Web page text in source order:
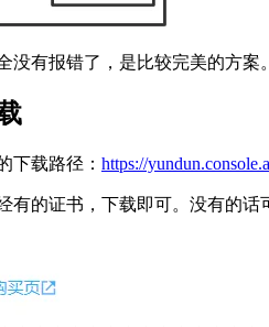
没有报错了，是比较完美的方案
下载路径： https://
有的证书，下载即可。没有的